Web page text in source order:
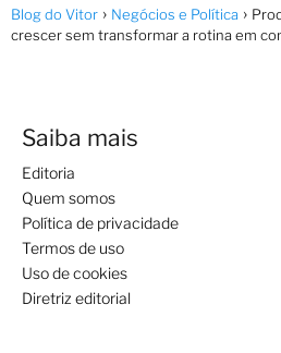
Blog do Vitor Negócios e Política
crescer sem transformar a rotina em
Saiba mais
Editoria
Quem somos
Política de privacidade
Termos de uso
Uso de cookies
Diretriz editorial